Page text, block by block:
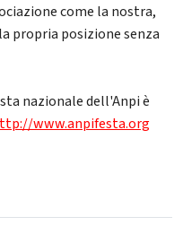
come la nostra,
propria posizione senza
nazionale dell'Anpi è
www.anpifesta.org